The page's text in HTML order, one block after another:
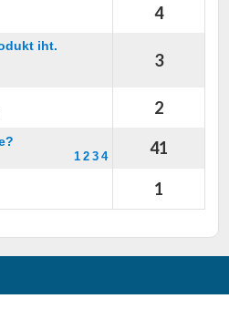
4
iht.
3
2
1 2 3 4 41
1